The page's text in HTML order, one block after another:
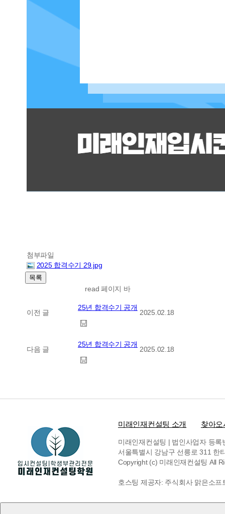
첨부파일
2025 합격수기 29.jpg
read 페이지 바
이전 글
25년 합격수기 공개
2025.02.18
다음 글
25년 합격수기 공개
2025.02.18
미래인재컨설팅 소개 찾아
미래인재컨설팅 | 법인사업자 등
서울특별시 강남구 선릉로 311 한
Copyright (c) 미래인재컨설팅 All
호스팅 제공자: 주식회사 맑은소